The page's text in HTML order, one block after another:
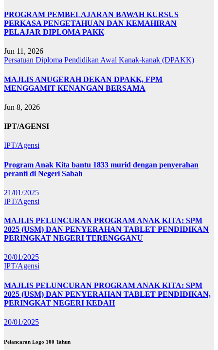
PROGRAM PEMBELAJARAN BAWAH KURSUS
PERKASA PENGETAHUAN DAN KEMAHIRAN
PELAJAR DIPLOMA PAKK
Jun 11, 2026
Persatuan Diploma Pendidikan Awal Kanak-kanak (DPAKK)
MAJLIS ANUGERAH DEKAN DPAKK, FPM
MENGGAMIT KENANGAN BERSAMA
Jun 8, 2026
IPT/AGENSI
IPT/Agensi
Program Anak Kita bantu 1833 murid dengan penyerahan
peranti di Negeri Sabah
21/01/2025
IPT/Agensi
MAJLIS PELUNCURAN PROGRAM ANAK KITA: SPM
2025 (USM) DAN PENYERAHAN TABLET PENDIDIKAN
PERINGKAT NEGERI TERENGGANU
20/01/2025
IPT/Agensi
MAJLIS PELUNCURAN PROGRAM ANAK KITA: SPM
2025 (USM) DAN PENYERAHAN TABLET PENDIDIKAN,
PERINGKAT NEGERI KEDAH
20/01/2025
Pelancaran Logo 100 Tahun